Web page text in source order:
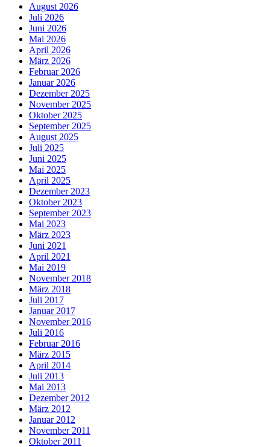
August 2026
Juli 2026
Juni 2026
Mai 2026
April 2026
März 2026
Februar 2026
Januar 2026
Dezember 2025
November 2025
Oktober 2025
September 2025
August 2025
Juli 2025
Juni 2025
Mai 2025
April 2025
Dezember 2023
Oktober 2023
September 2023
Mai 2023
März 2023
Juni 2021
April 2021
Mai 2019
November 2018
März 2018
Juli 2017
Januar 2017
November 2016
Juli 2016
Februar 2016
März 2015
April 2014
Juli 2013
Mai 2013
Dezember 2012
März 2012
Januar 2012
November 2011
Oktober 2011